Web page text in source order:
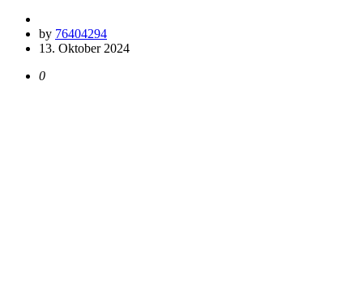
by 76404294
13. Oktober 2024
0